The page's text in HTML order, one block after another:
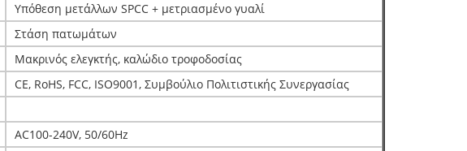
Υπόθεση μετάλλων SPCC + μετριασμένο γυαλί
Στάση πατωμάτων
Μακρινός ελεγκτής, καλώδιο τροφοδοσίας
CE, RoHS, FCC, ISO9001, Συμβούλιο Πολιτιστικής Συνεργασίας
AC100-240V, 50/60Hz